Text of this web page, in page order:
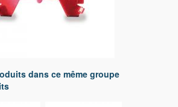
dans ce même groupe